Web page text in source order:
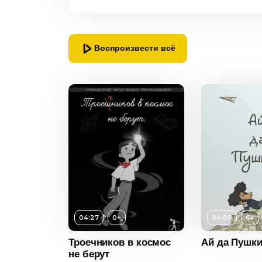
Воспроизвести всё
04:27 0+
Троечников в космос
не берут
Возраст
Длительность
Год
Россия
04:09 6+
Ай да